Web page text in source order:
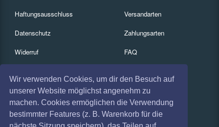
Wir verwenden Cookies, um dir den Besuch auf
unserer Website möglichst angenehm zu
machen. Cookies ermöglichen die Verwendung
bestimmter Features (z. B. Warenkorb für die
Haftungsausschluss
Datenschutz
Widerruf
Absagen
Versandarten
Zahlungsarten
FAQ
Services
Gutscheine
Geschäftskunden